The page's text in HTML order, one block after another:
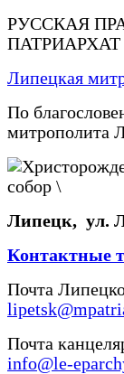
РУССКАЯ
ПАТРИАРХАТ
Липецкая
По
митрополита
Липецк, ул.
Контактные
Почта
Почта
info@le-